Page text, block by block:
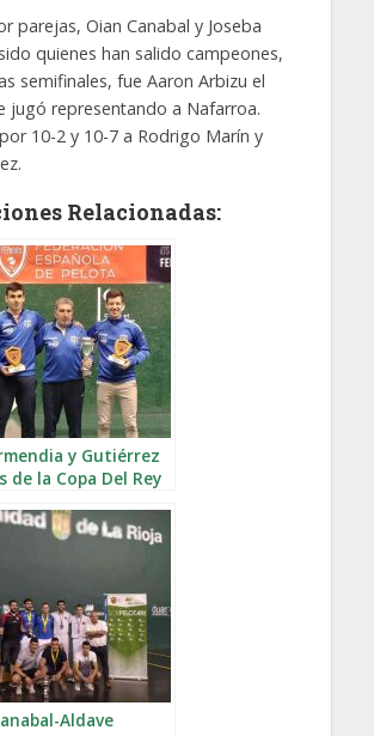
parejas, Oian Canabal y Joseba
quienes han salido campeones,
semifinales, fue Aaron Arbizu el
jugó representando a Nafarroa.
10-2 y 10-7 a Rodrigo Marín y
Relacionadas:
y Gutiérrez
de la Copa Del Rey
Aldave